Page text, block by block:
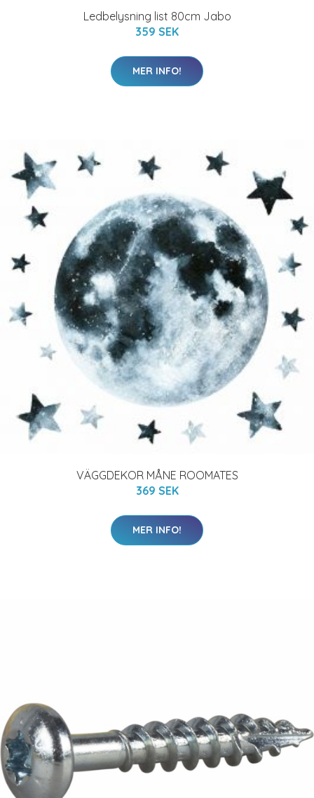
Ledbelysning list 80cm Jabo
359 SEK
MER INFO!
VÄGGDEKOR MÅNE ROOMATES
369 SEK
MER INFO!